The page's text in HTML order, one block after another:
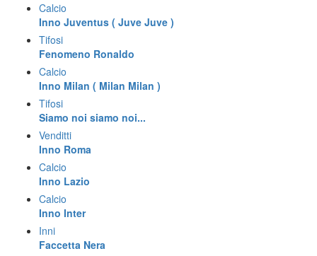
Calcio
Inno Juventus ( Juve Juve )
Tifosi
Fenomeno Ronaldo
Calcio
Inno Milan ( Milan Milan )
Tifosi
Siamo noi siamo noi...
Venditti
Inno Roma
Calcio
Inno Lazio
Calcio
Inno Inter
Inni
Faccetta Nera